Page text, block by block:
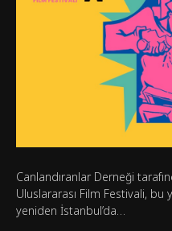
Canlandıranlar Derneği
Uluslararası Film Festivali, bu
yeniden İstanbul’da…